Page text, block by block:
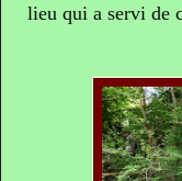
lieu qui a servi de